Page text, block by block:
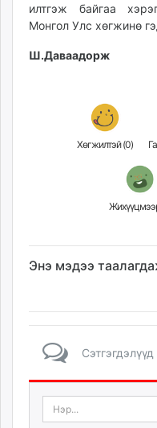
илтгэж байгаа
Монгол Улс хөгжинө
Ш.Даваадорж
Хөгжилтэй (0)
Энэ мэдээ